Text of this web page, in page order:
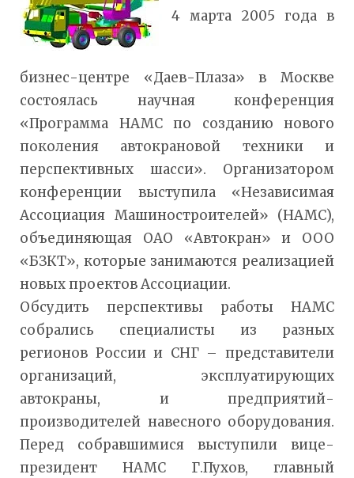
4 марта 2005 года в
бизнес-центре «Даев-Плаза» в Москве
состоялась научная конференция
«Программа НАМС по созданию нового
поколения автокрановой техники и
перспективных шасси». Организатором
конференции выступила «Независимая
Ассоциация Машиностроителей» (НАМС),
объединяющая ОАО «Автокран» и ООО
«БЗКТ», которые занимаются реализацией
новых проектов Ассоциации.
Обсудить перспективы работы НАМС
собрались специалисты из разных
регионов России и СНГ – представители
организаций, эксплуатирующих
автокраны, и предприятий-
производителей навесного оборудования.
Перед собравшимися выступили вице-
президент НАМС Г.Пухов, главный